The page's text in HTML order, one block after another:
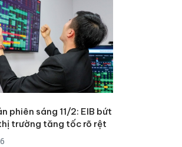
phiên sáng 11/2: EIB bứt
trường tăng tốc rõ rệt